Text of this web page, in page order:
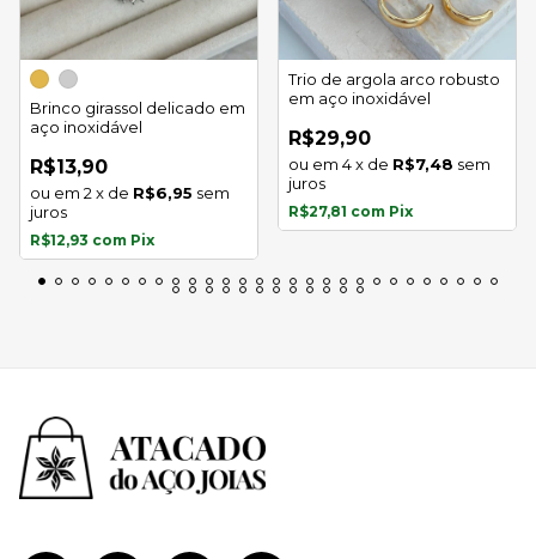
Brinco girassol delicado em
aço inoxidável
R$13,90
2 x de R$6,95 sem
juros
R$12,93 com Pix
Trio de argola arco robusto
em aço inoxidável
R$29,90
4x de R$7,48 sem
juros
R$27,81 com Pix